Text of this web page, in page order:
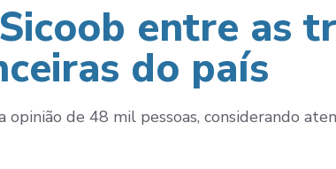
entre as
do país
de 48 mil pessoas, considerando